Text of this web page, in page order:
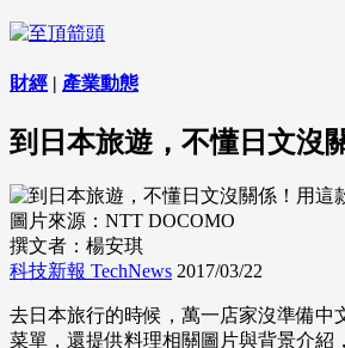
財經 | 產業動態
到日本旅遊，不懂日文沒
圖片來源：NTT DOCOMO
撰文者：楊安琪
科技新報 TechNews 2017/03/22
去日本旅行的時候，萬一店家沒準備中
菜單，還提供料理相關圖片與背景介紹